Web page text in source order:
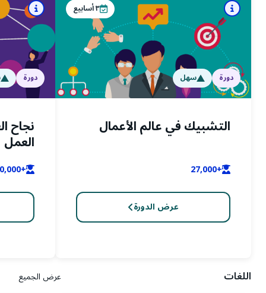
٣أسابيع
دورة سهل
التشبيك في عالم الأعمال
+27,000
عرض الدورة
دورة
نجاح
العمل
+30,000
اللغات عرض الجميع